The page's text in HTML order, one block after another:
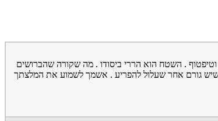
שתלו היסביסקוס סיני . הגינה קיימת כ 3 שנים ומושקת בסדירות ע"י מחשב וטיפטוף . השטח הוא הררי ביסודו . מה שקורה שהברושים
או שיש גורם אחר שעלול להפריע . אשמך לשמוע את המלצתך